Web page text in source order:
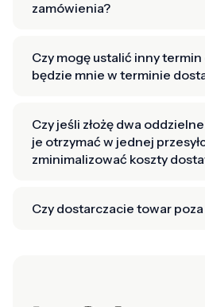
zamówienia?
Czy mogę ustalić inny
będzie mnie w terminie
Czy jeśli złożę dwa
je otrzymać w jednej
zminimalizować koszty
Czy dostarczacie towar